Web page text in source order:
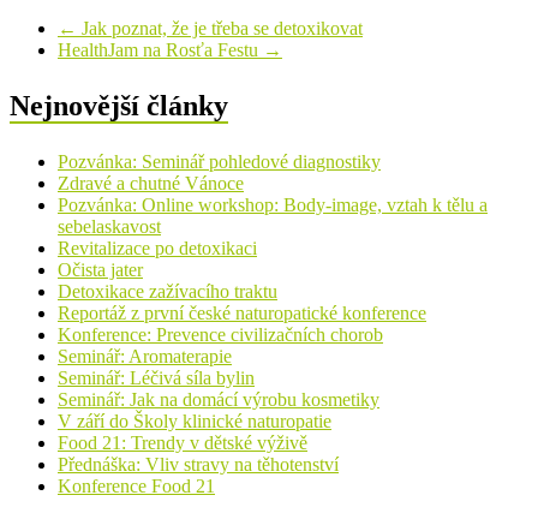
← Jak poznat, že je třeba se detoxikovat
HealthJam na Rosťa Festu →
Nejnovější články
Pozvánka: Seminář pohledové diagnostiky
Zdravé a chutné Vánoce
Pozvánka: Online workshop: Body-image, vztah k tělu a
sebelaskavost
Revitalizace po detoxikaci
Očista jater
Detoxikace zažívacího traktu
Reportáž z první české naturopatické konference
Konference: Prevence civilizačních chorob
Seminář: Aromaterapie
Seminář: Léčivá síla bylin
Seminář: Jak na domácí výrobu kosmetiky
V září do Školy klinické naturopatie
Food 21: Trendy v dětské výživě
Přednáška: Vliv stravy na těhotenství
Konference Food 21